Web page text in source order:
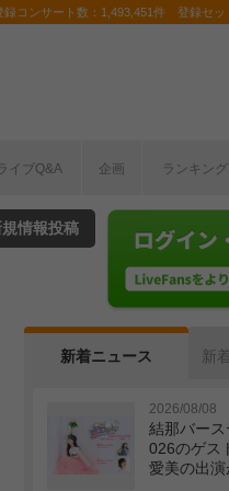
コンサート数：1,493,451件 登録セッ
ライブQ&A 企画 ランキング
規情報投稿
新着ニュース 新
2026/08/08
結那バー
026のゲス
愛美の出演